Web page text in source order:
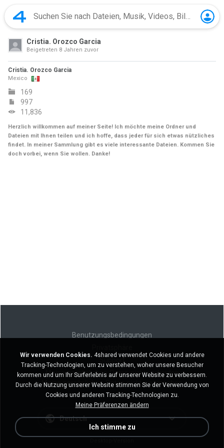
Cristia. Orozco Garcia
Beigetreten 8 Jahren zuvor
Cristia. Orozco Garcia
Mexico
169
997
11,836
Herzlich willkommen auf meiner Seite! Ich möchte meine Ordner und
Dateien mit Ihnen teilen und ich hoffe, dass jeder für sich etwas nützliches
findet. In meiner Sammlung gibt es viele interessante Dateien. Kommen Sie
doch vorbei, wenn Sie wollen. Danke!
Benutzungsbedingungen
Meine persönlichen Daten nicht verkaufen
Meine persönlichen Daten nicht weitergeben
Deutsch
Wir verwenden Cookies. 4shared verwendet Cookies und andere
Tracking-Technologien, um zu verstehen, woher unsere Besucher
kommen und um Ihr Surferlebnis auf unserer Website zu verbessern.
Durch die Nutzung unserer Website stimmen Sie der Verwendung von
Cookies und anderen Tracking-Technologien zu.
Meine Präferenzen ändern
Ich stimme zu